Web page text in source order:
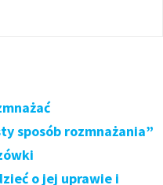
sposób rozmnażania”
o jej uprawie i